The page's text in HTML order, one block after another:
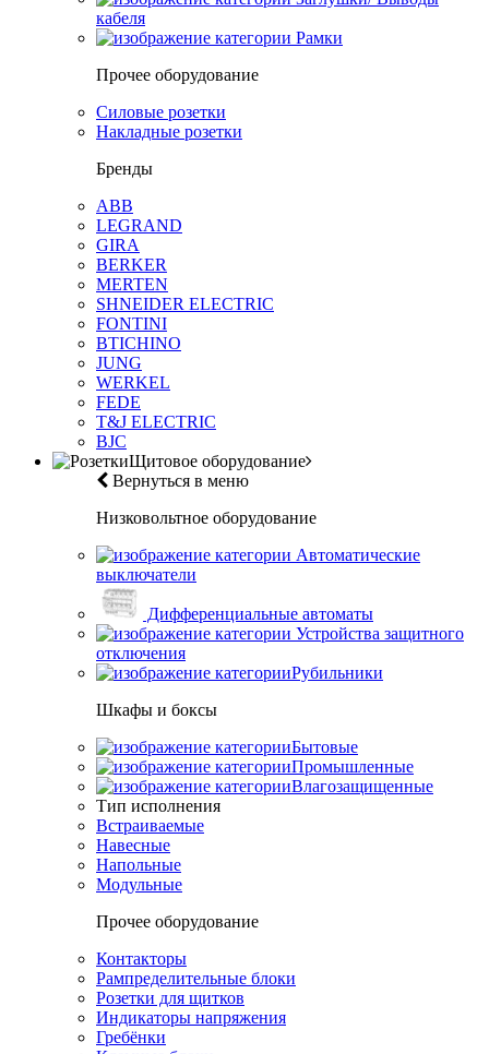
кабеля
Рамки
Прочее оборудование
Силовые розетки
Накладные розетки
Бренды
ABB
LEGRAND
GIRA
BERKER
MERTEN
SHNEIDER ELECTRIC
FONTINI
BTICHINO
JUNG
WERKEL
FEDE
T&J ELECTRIC
BJC
Щитовое оборудование
Вернуться в меню
Низковольтное оборудование
Автоматические
выключатели
Дифференциальные автоматы
Устройства защитного
отключения
Рубильники
Шкафы и боксы
Бытовые
Промышленные
Влагозащищенные
Тип исполнения
Встраиваемые
Навесные
Напольные
Модульные
Прочее оборудование
Контакторы
Рампределительные блоки
Розетки для щитков
Индикаторы напряжения
Гребёнки